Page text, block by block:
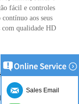
fácil e controles
aos seus
com qualidade HD
Ultra HD com CPU
com CPU RK3588
Sales Email